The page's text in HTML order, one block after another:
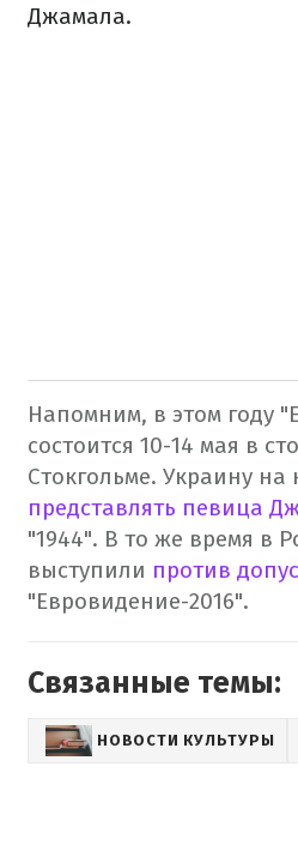
Джамала.
Напомним, в этом году
состоится 10-14 мая в
Стокгольме. Украину на
представлять певица
"1944". В то же время в
выступили против
"Евровидение-2016".
Связанные темы:
НОВОСТИ КУЛЬТУРЫ